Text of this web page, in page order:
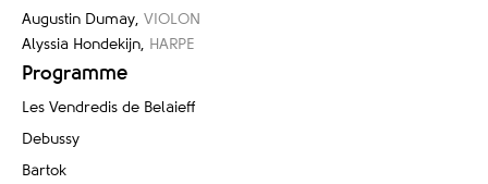
Augustin Dumay, VIOLON
Alyssia Hondekijn, HARPE
Programme
Les Vendredis de Belaieff
Debussy
Bartok